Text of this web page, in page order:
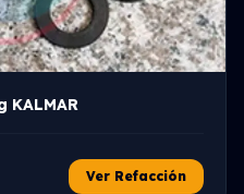
KALMAR
Ver Refacción